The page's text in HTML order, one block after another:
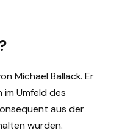
Michael Ballack. Er
Umfeld des
aus der
wurden.